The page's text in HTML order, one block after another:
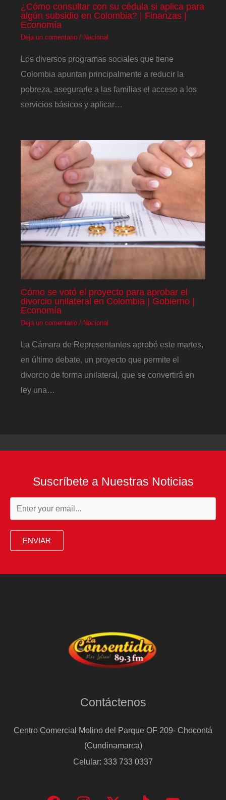
¿Cómo consultar con su cédula si aplica para
algún subsidio en Colombia? | Finanzas |
Economía
Deja un comentario / Nacional
Los diversos programas sociales que tiene
Colombia apuntan principalmente a reducir la
pobreza, asegurarle a las familias el acceso a los
servicios básicos y aplicar…
Cómo se votó el proyecto para aprobar el
divorcio unilateral en Colombia | Gobierno |
Economía
Deja un comentario / Nacional
La Cámara de Representantes aprobó este martes,
en último debate, un proyecto que permite el
divorcio de forma unilateral, que se convertirá en
ley una…
Suscríbete a Nuestras Noticias
ENVIAR
Contáctenos
Centro Comercial Molino del Parque OF 209- Chocontá
(Cundinamarca)
Celular: 333 733 0337